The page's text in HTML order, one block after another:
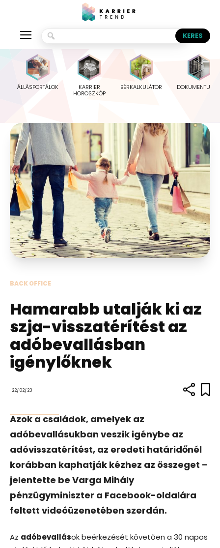
ÁLLÁSPORTÁLOK
KARRIER
HOROSZKÓP
BÉRKALKULÁTOR
BACK OFFICE
Hamarabb utalják ki az
szja-visszatérítést az
adóbevallásban
igénylőknek
22/02/23
Azok a családok, amelyek az
adóbevallásukban veszik igénybe az
adóvisszatérítést, az eredeti határidőnél
korábban kaphatják kézhez az összeget –
jelentette be Varga Mihály
pénzügyminiszter a Facebook-oldalára
feltett videóüzenetében szerdán.
Az adóbevallások beérkezését követően a 30 napos